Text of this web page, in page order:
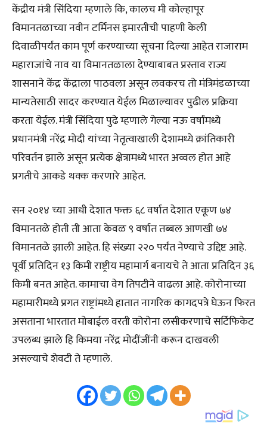
केंद्रीय मंत्री सिंदिया म्हणाले कि, कालच मी कोल्हापूर
विमानतळाच्या नवीन टर्मिनस इमारतीची पाहणी केली
दिवाळीपर्यंत काम पूर्ण करण्याच्या सूचना दिल्या आहेत राजाराम
महाराजांचे नाव या विमानतळाला देण्याबाबत प्रस्ताव राज्य
शासनाने केंद्र केंद्राला पाठवला असून लवकरच तो मंत्रिमंडळाच्या
मान्यतेसाठी सादर करण्यात येईल मिळाल्यावर पुढील प्रक्रिया
करता येईल. मंत्री सिंदिया पुढे म्हणाले गेल्या नऊ वर्षांमध्ये
प्रधानमंत्री नरेंद्र मोदी यांच्या नेतृत्वाखाली देशामध्ये क्रांतिकारी
परिवर्तन झाले असून प्रत्येक क्षेत्रामध्ये भारत अव्वल होत आहे
प्रगतीचे आकडे थक्क करणारे आहेत.
सन २०१४ च्या आधी देशात फक्त ६८ वर्षात देशात एकूण ७४
विमानतळे होती ती आता केवळ ९ वर्षात तब्बल आणखी ७४
विमानतळे झाली आहेत. हि संख्या २२० पर्यंत नेण्याचे उद्दिष्ट आहे.
पूर्वी प्रतिदिन १३ किमी राष्ट्रीय महामार्ग बनायचे ते आता प्रतिदिन ३६
किमी बनत आहेत. कामाचा वेग तिपटीने वाढला आहे. कोरोनाच्या
महामारीमध्ये प्रगत राष्ट्रांमध्ये हातात नागरिक कागदपत्रे घेऊन फिरत
असताना भारतात मोबाईल वरती कोरोना लसीकरणाचे सर्टिफिकेट
उपलब्ध झाले हि किमया नरेंद्र मोदींजींनी करून दाखवली
असल्याचे शेवटी ते म्हणाले.